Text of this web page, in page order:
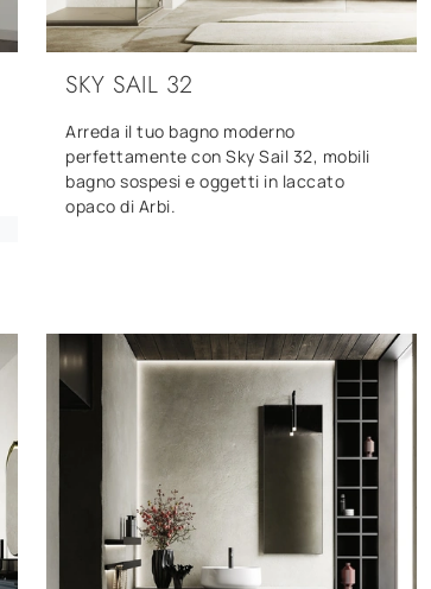
SKY SAIL 32
Arreda il tuo bagno moderno
perfettamente con Sky Sail 32, mobili
bagno sospesi e oggetti in laccato
opaco di Arbi.